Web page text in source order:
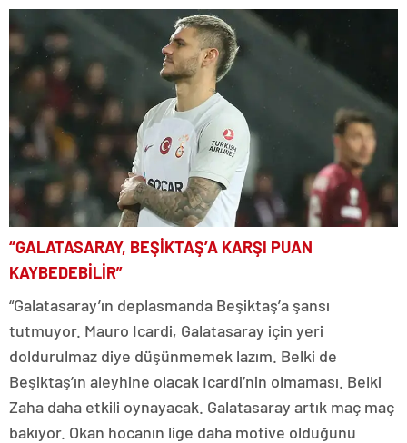
“GALATASARAY, BEŞİKTAŞ’A KARŞI PUAN
KAYBEDEBİLİR”
“Galatasaray’ın deplasmanda Beşiktaş’a şansı
tutmuyor. Mauro Icardi, Galatasaray için yeri
doldurulmaz diye düşünmemek lazım. Belki de
Beşiktaş’ın aleyhine olacak Icardi’nin olmaması. Belki
Zaha daha etkili oynayacak. Galatasaray artık maç maç
bakıyor. Okan hocanın lige daha motive olduğunu